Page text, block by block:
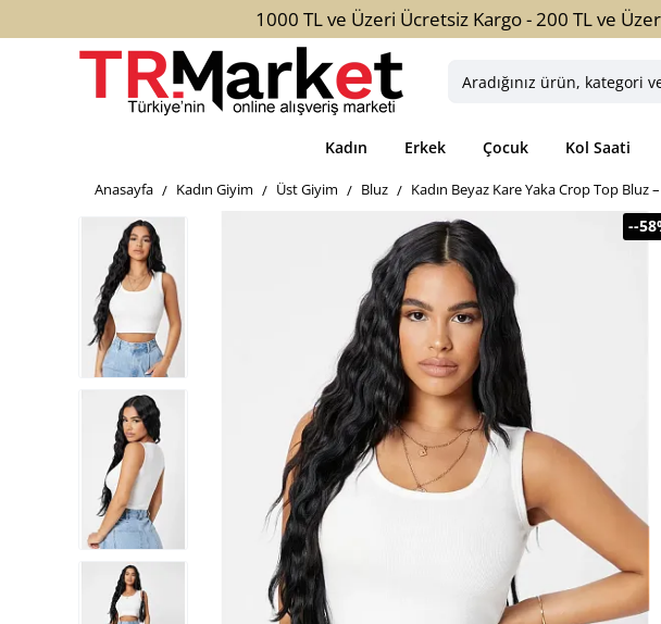
1000 TL ve Üzeri Ücretsiz Kargo - 200 TL ve
Aradığınız
yazınız
Kadın Erkek Çocuk Kol Saati
homeKadın Giyim Üst Giyim Bluz Kadın Beyaz Kare Yaka Crop Top Bluz
--